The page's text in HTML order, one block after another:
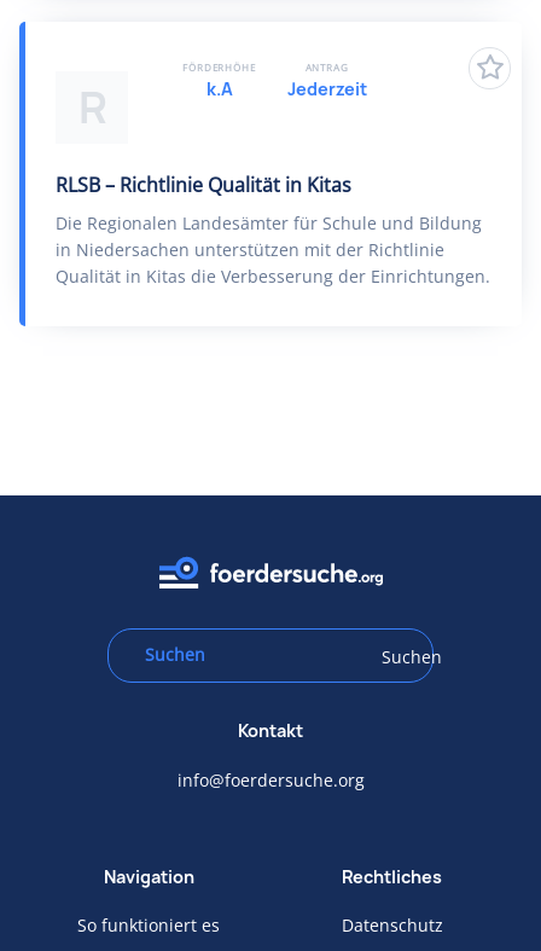
R
RLSB – Richtlinie Qualität in Kitas
Die Regionalen Landesämter für Schule und Bildung
in Niedersachen unterstützen mit der Richtlinie
Qualität in Kitas die Verbesserung der Einrichtungen.
FÖRDERHÖHE
k.A
ANTRAG
Jederzeit
Suchen
Kontakt
info@foerdersuche.org
Navigation
So funktioniert es
Rechtliches
Datenschutz